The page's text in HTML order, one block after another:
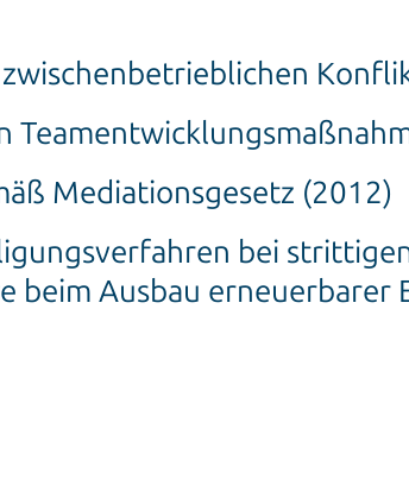
Mediationsgesetz (2012)
bei
Ausbau erneuerbarer